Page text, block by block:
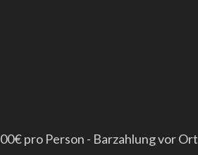
pro Person - Barzahlung vor Ort